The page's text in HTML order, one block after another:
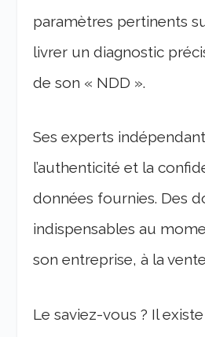
paramètres pertinents
livrer un diagnostic
de son « NDD ».
Ses experts
l’authenticité et la
données fournies. Des
indispensables au
son entreprise, à la
Le saviez-vous ? Il